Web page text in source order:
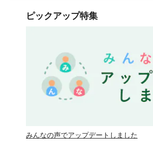
ピックアップ特集
みんなの声でアップデートしました